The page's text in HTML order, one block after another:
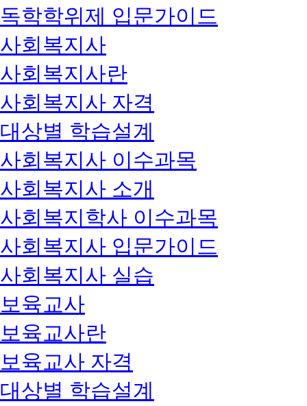
독학학위제 입문가이드
사회복지사
사회복지사란
사회복지사 자격
대상별 학습설계
사회복지사 이수과목
사회복지사 소개
사회복지학사 이수과목
사회복지사 입문가이드
사회복지사 실습
보육교사
보육교사란
보육교사 자격
대상별 학습설계